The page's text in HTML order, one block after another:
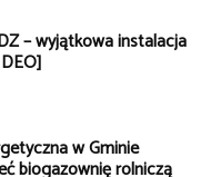
– wyjątkowa instalacja
w Gminie
biogazownię rolniczą